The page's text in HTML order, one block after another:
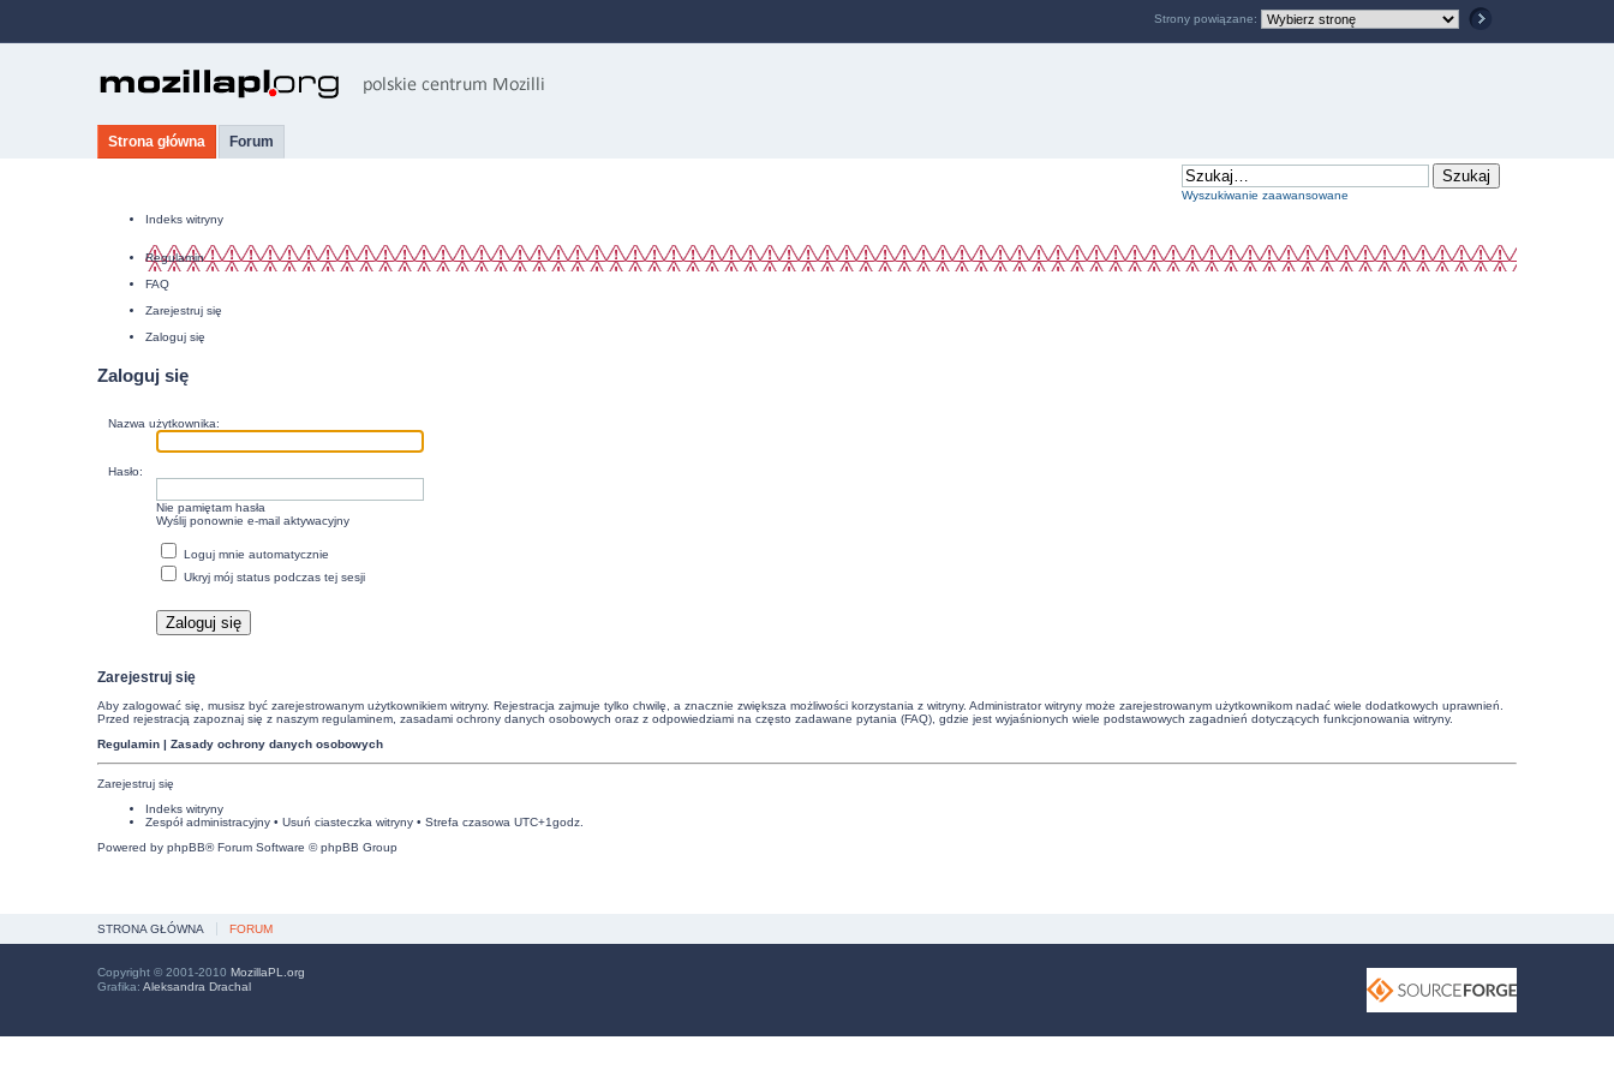
Strona główna Forum
Wyszukiwanie zaawansowane
Indeks witryny
Regulamin
FAQ
Zarejestruj się
Zaloguj się
Zaloguj się
Nazwa użytkownika:
Hasło:
Nie pamiętam hasła
Wyślij ponownie e-mail aktywacyjny
Loguj mnie automatycznie
Ukryj mój status podczas tej sesji
Zarejestruj się
Aby zalogować się, musisz być zarejestrowanym użytkownikiem witryny. Rejestracja zajmuje tylko chwilę, a znacznie zwiększa możliwości korzystania z witryny. Administrator witryny może zarejestrowanym użytkownikom nadać wiele dodatkowych uprawnień.
Przed rejestracją zapoznaj się z naszym regulaminem, zasadami ochrony danych osobowych oraz z odpowiedziami na często zadawane pytania (FAQ), gdzie jest wyjaśnionych wiele podstawowych zagadnień dotyczących funkcjonowania witryny.
Regulamin| Zasady ochrony danych osobowych
Zarejestruj się
Indeks witryny
Zespół administracyjny• Usuń ciasteczka witryny• Strefa czasowa UTC+1godz.
Powered by phpBB® Forum Software © phpBB Group
Strony powiązane:
STRONA GŁÓWNA FORUM
Copyright © 2001-2010 MozillaPL.org
Grafika: Aleksandra Drachal